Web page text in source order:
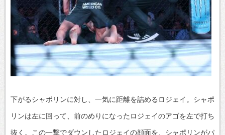
下がるシャポリンに対し、一気に距離を詰めるロジェイ。シャポ
リンは左に回って、前のめりになったロジェイのアゴを左で打ち
抜く。この一撃でダウンしたロジェイの顔面を、シャポリンがパ